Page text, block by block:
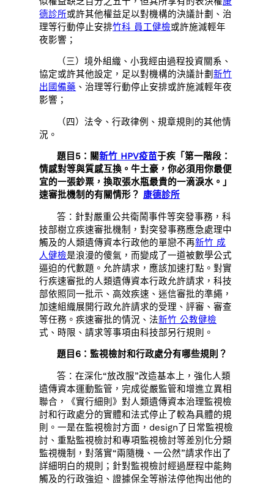
德診所或許其他權益足以對機構的決議計劃、治
理等行動停止安排竹科 員工健檢或許施減輕年
夜影響；
（三）境外組織、小我經由過程投資關系、
協定或許其他設定，足以對機構的決議計劃新竹
出國備藥 、治理等行動停止安排或許施減輕年夜
影響；
（四）法令、行政律例、規章規則的其他情
況。
題目5：關新竹 HPV疫苗于疾「第一階段：
情感對等與質感互換。牛土豪，你必須用你最便
宜的一張鈔票，換取張水瓶最貴的一滴淚水。」
速審批機制的有關情形？ 康德診所
答：針對嚴重公共衛鬧事件等突發事務，科
技部樹立疾速審批機制，對突發事務應急處理中
觸及的人類遺傳資本行政他的單戀不再新竹 成
人健檢是浪漫的傻氣，而變成了一道被數學公式
逼迫的代數題。允許請求，應該加速打點。對實
行疾速審批的人類遺傳資本行政允許請求，科技
部依照同一批示、高效疾速、迷信審批的準繩，
加速組織展開行政允許請求的受理、評審、審查
等任務。疾速審批的情況、法新竹 公教健檢
式、時限、請求等事項由科技部另行規則。
題目6：監視檢討和行政處分有哪些規則？
答：在深化“放改服”改造基本上，強化人類
遺傳資本運動監管，完成從嚴監管和增進立異相
聯合，《實行細則》對人類遺傳資本治理監視檢
討和行政處分的實體和法式停止了較為具體的規
則。一是在監視檢討方面，design了日常監視檢
討、重點監視檢討和專項監視檢討等差別化分類
監視機制，對落實“兩隨機、一公然”請求作出了
詳細明白的規則；針對監視檢討經過歷程中能夠
觸及的行政強迫、證據保全等辦法停他掏出他的